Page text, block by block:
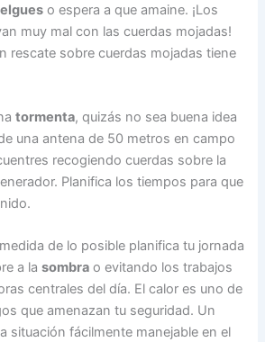
o espera a que amaine. ¡Los
muy mal con las cuerdas mojadas!
rescate sobre cuerdas mojadas tiene
tormenta, quizás no sea buena idea
una antena de 50 metros en campo
recogiendo cuerdas sobre la
Planifica los tiempos para que
de lo posible planifica tu jornada
a lasombra o evitando los trabajos
centrales del día. El calor es uno de
que amenazan tu seguridad. Un
situación fácilmente manejable en el